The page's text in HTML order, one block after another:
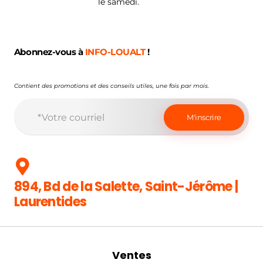
Abonnez-vous à INFO-LOUALT!
Contient des promotions et des conseils utiles, une fois par mois.
894, Bd de la Salette, Saint-Jérôme |
Laurentides
Ventes